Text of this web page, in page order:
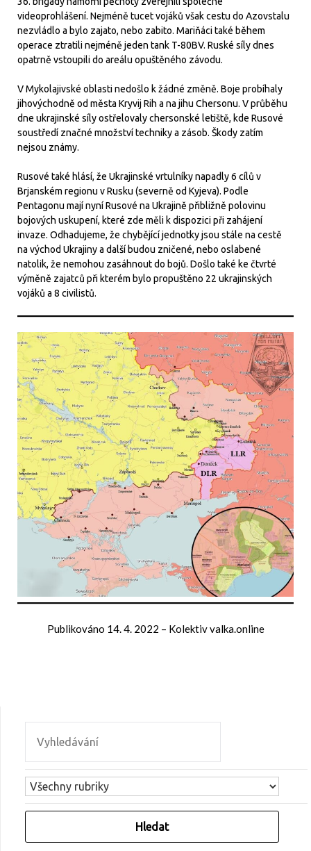
videoprohlášení. Nejméně tucet vojáků však cestu do Azovstalu
nezvládlo a bylo zajato, nebo zabito. Mariňáci také během
operace ztratili nejméně jeden tank T-80BV. Ruské síly dnes
opatrně vstoupili do areálu opuštěného závodu.
V Mykolajivské oblasti nedošlo k žádné změně. Boje probíhaly
jihovýchodně od města Kryvij Rih a na jihu Chersonu. V průběhu
dne ukrajinské síly ostřelovaly chersonské letiště, kde Rusové
soustředí značné množství techniky a zásob. Škody zatím
nejsou známy.
Rusové také hlásí, že Ukrajinské vrtulníky napadly 6 cílů v
Brjanském regionu v Rusku (severně od Kyjeva). Podle
Pentagonu mají nyní Rusové na Ukrajině přibližně polovinu
bojových uskupení, které zde měli k dispozici při zahájení
invaze. Odhadujeme, že chybějící jednotky jsou stále na cestě
na východ Ukrajiny a další budou zničené, nebo oslabené
natolik, že nemohou zasáhnout do bojů. Došlo také ke čtvrté
výměně zajatců při kterém bylo propuštěno 22 ukrajinských
vojáků a 8 civilistů.
Publikováno 14. 4. 2022 – Kolektiv valka.online